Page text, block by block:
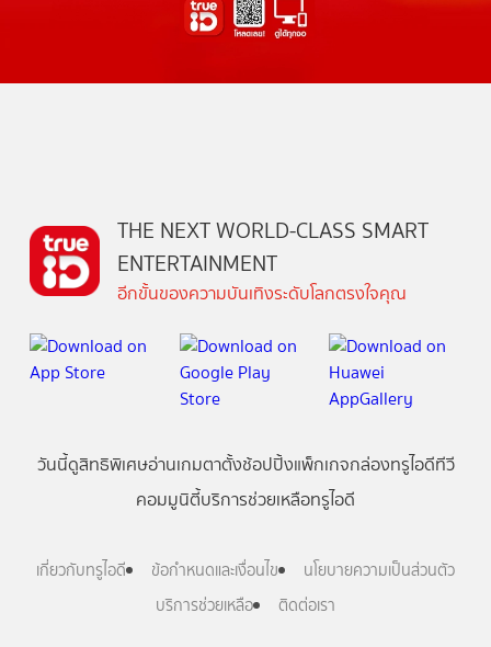
THE NEXT WORLD-CLASS SMART
ENTERTAINMENT
อีกขั้นของความบันเทิงระดับโลกตรงใจคุณ
วันนี้ดูสิทธิพิเศษอ่านเกมตาตั้งช้อปปิ้งแพ็กเกจกล่องทรูไอดีทีวี
คอมมูนิตี้บริการช่วยเหลือทรูไอดี
เกี่ยวกับทรูไอดี ข้อกำหนดและเงื่อนไข
นโยบายความเป็นส่วนตัว
บริการช่วยเหลือ
ติดต่อเรา